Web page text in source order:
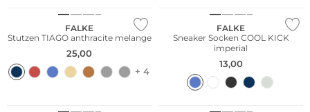
FALKE
Stutzen TIAGO anthracite melange
25,00
+ 4
FALKE
Sneaker Socken COOL KICK
imperial
13,00
Große Größen